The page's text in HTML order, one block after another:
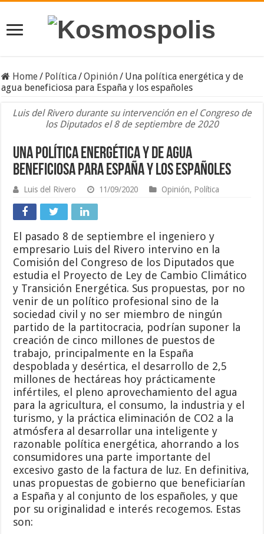
Home/ Política/Opinión/ Una política energética y de
agua beneficiosa para España y los españoles
Luis del Rivero durante su intervención en el Congreso de
los Diputados el 8 de septiembre de 2020
Una política energética y de agua
beneficiosa para España y los españoles
Luis del Rivero 11/09/2020 Opinión, Política
El pasado 8 de septiembre el ingeniero y
empresario Luis del Rivero intervino en la
Comisión del Congreso de los Diputados que
estudia el Proyecto de Ley de Cambio Climático
y Transición Energética. Sus propuestas, por no
venir de un político profesional sino de la
sociedad civil y no ser miembro de ningún
partido de la partitocracia, podrían suponer la
creación de cinco millones de puestos de
trabajo, principalmente en la España
despoblada y desértica, el desarrollo de 2,5
millones de hectáreas hoy prácticamente
infértiles, el pleno aprovechamiento del agua
para la agricultura, el consumo, la industria y el
turismo, y la práctica eliminación de CO2 a la
atmósfera al desarrollar una inteligente y
razonable política energética, ahorrando a los
consumidores una parte importante del
excesivo gasto de la factura de luz. En definitiva,
unas propuestas de gobierno que beneficiarían
a España y al conjunto de los españoles, y que
por su originalidad e interés recogemos. Estas
son: